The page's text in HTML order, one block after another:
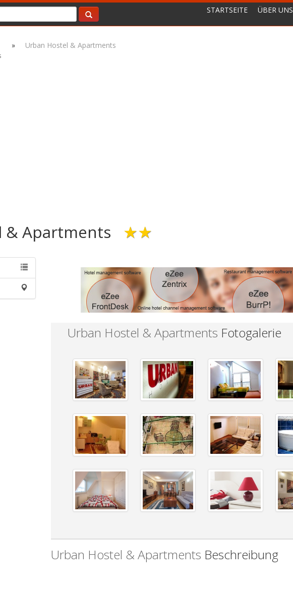
STARTSEITE ÜBER UNS
» Urban Hostel & Apartments
& Apartments ★★
Urban Hostel & Apartments Fotogalerie
Urban Hostel & Apartments Beschreibung